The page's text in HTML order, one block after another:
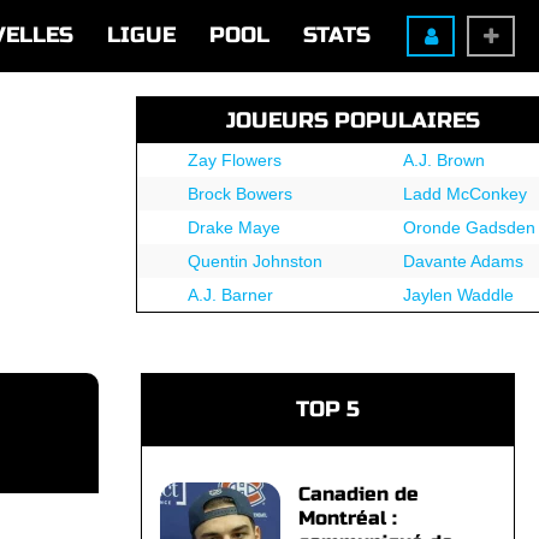
LIGUE POOL STATS
JOUEURS POPULAIRES
Zay Flowers
Brock Bowers
Drake Maye
Quentin Johnston
A.J. Barner
A.J. Brown
Ladd McConkey
Oronde Gadsden
Davante Adams
Jaylen Waddle
TOP 5
Canadien de
Montréal :